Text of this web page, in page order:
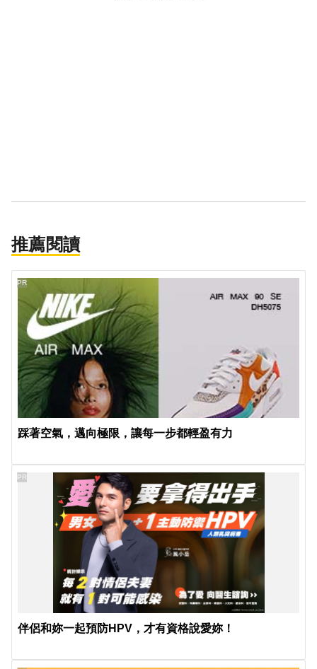
推薦閱讀
踩著空氣，邁向極限，讓每一步都輕盈有力
PR
伴侶和妳一起預防HPV，才有資格說愛妳！
PR